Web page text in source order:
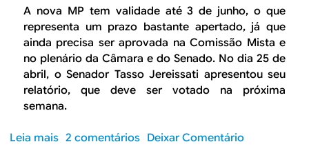
n
e
a
m
e
n
t
b
e
r
d
a
d
e
A nova MP tem validade até 3 de junho, o que
representa um prazo bastante apertado, já que
ainda precisa ser aprovada na Comissão Mista e
no plenário da Câmara e do Senado. No dia 25 de
abril, o Senador Tasso Jereissati apresentou seu
relatório, que deve ser votado na próxima
semana.
Leia mais 2 comentários Deixar Comentário